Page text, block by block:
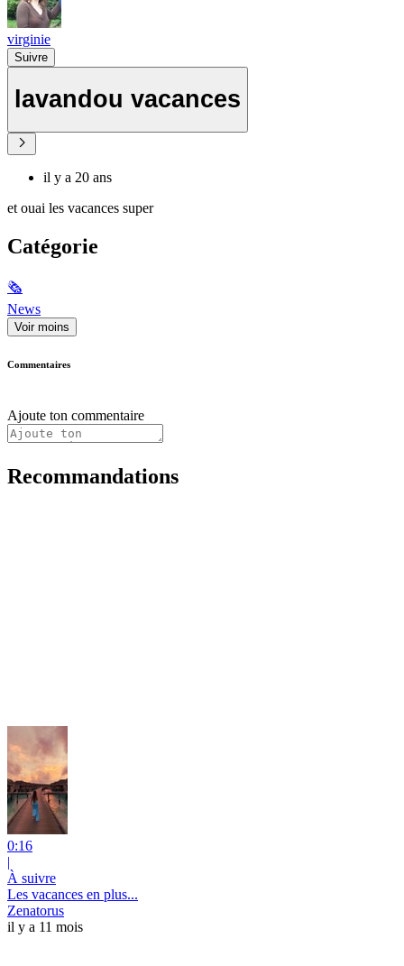
virginie
Suivre
lavandou vacances
il y a 20 ans
et ouai les vacances super
Catégorie
🗞
News
Voir moins
Commentaires
Ajoute ton commentaire
Recommandations
0:16
|
À suivre
Les vacances en plus...
Zenatorus
il y a 11 mois